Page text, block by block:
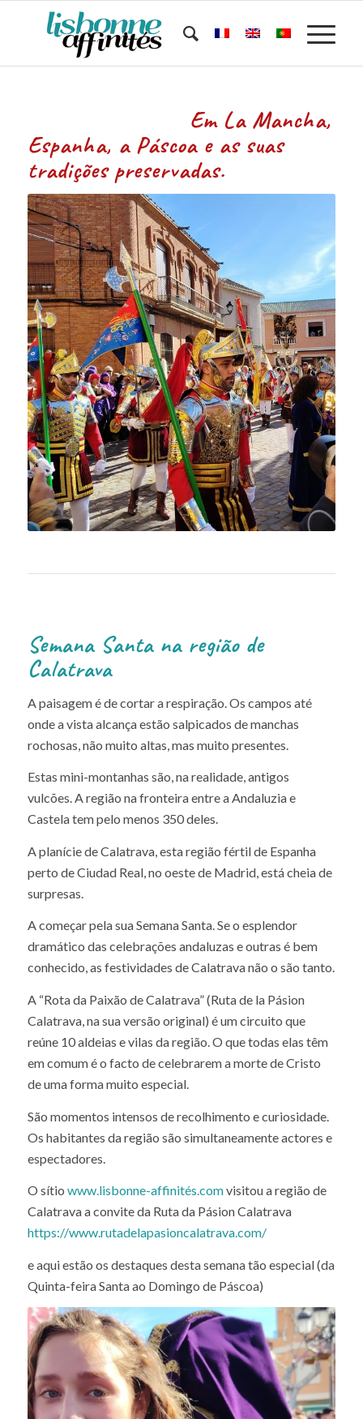
Em La Mancha,
Espanha, a Páscoa e as suas
tradições preservadas.
Semana Santa na região de
Calatrava
A paisagem é de cortar a respiração. Os campos até
onde a vista alcança estão salpicados de manchas
rochosas, não muito altas, mas muito presentes.
Estas mini-montanhas são, na realidade, antigos
vulcões. A região na fronteira entre a Andaluzia e
Castela tem pelo menos 350 deles.
A planície de Calatrava, esta região fértil de Espanha
perto de Ciudad Real, no oeste de Madrid, está cheia de
surpresas.
A começar pela sua Semana Santa. Se o esplendor
dramático das celebrações andaluzas e outras é bem
conhecido, as festividades de Calatrava não o são tanto.
A “Rota da Paixão de Calatrava” (Ruta de la Pásion
Calatrava, na sua versão original) é um circuito que
reúne 10 aldeias e vilas da região. O que todas elas têm
em comum é o facto de celebrarem a morte de Cristo
de uma forma muito especial.
São momentos intensos de recolhimento e curiosidade.
Os habitantes da região são simultaneamente actores e
espectadores.
O sítio www.lisbonne-affinités.comvisitou a região de
Calatrava a convite da Ruta da Pásion Calatrava
https://www.rutadelapasioncalatrava.com/
e aqui estão os destaques desta semana tão especial (da
Quinta-feira Santa ao Domingo de Páscoa)